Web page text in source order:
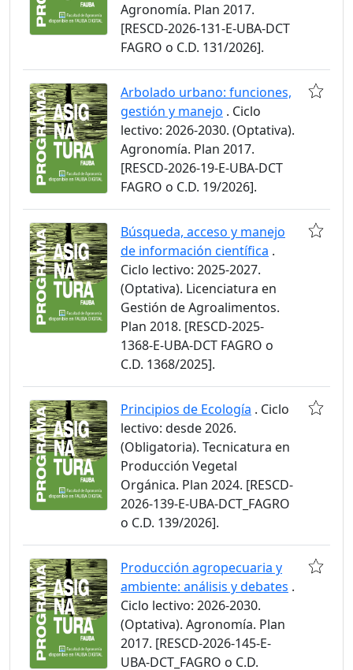
Agronomía. Plan 2017.
[RESCD-2026-131-E-UBA-DCT
FAGRO o C.D. 131/2026].
Arbolado urbano: funciones,
gestión y manejo . Ciclo
lectivo: 2026-2030. (Optativa).
Agronomía. Plan 2017.
[RESCD-2026-19-E-UBA-DCT
FAGRO o C.D. 19/2026].
Búsqueda, acceso y manejo
de información científica .
Ciclo lectivo: 2025-2027.
(Optativa). Licenciatura en
Gestión de Agroalimentos.
Plan 2018. [RESCD-2025-
1368-E-UBA-DCT FAGRO o
C.D. 1368/2025].
Principios de Ecología . Ciclo
lectivo: desde 2026.
(Obligatoria). Tecnicatura en
Producción Vegetal
Orgánica. Plan 2024. [RESCD-
2026-139-E-UBA-DCT_FAGRO
o C.D. 139/2026].
Producción agropecuaria y
ambiente: análisis y debates .
Ciclo lectivo: 2026-2030.
(Optativa). Agronomía. Plan
2017. [RESCD-2026-145-E-
UBA-DCT_FAGRO o C.D.